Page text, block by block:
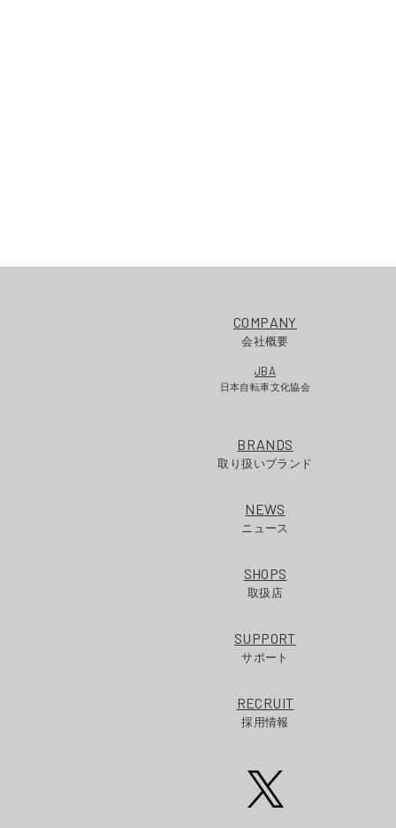
COMPANY
会社概要
JBA
日本自転車文化協会
BRANDS
取り扱いブランド
NEWS
ニュース
SHOPS
取扱店
SUPPORT
サポート
RECRUIT
採用情報